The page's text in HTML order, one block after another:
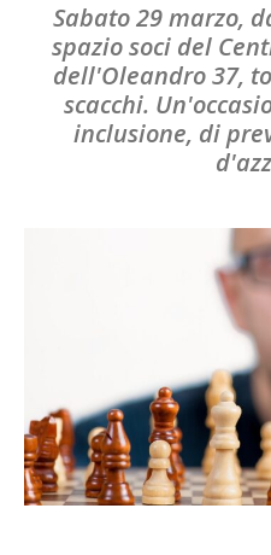
Sabato 29 marzo,
spazio soci del
dell'Oleandro 37,
scacchi.
inclusione, di